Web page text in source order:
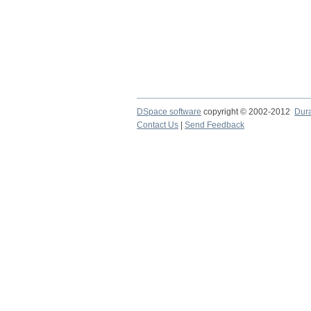
DSpace software copyright © 2002-2012
Contact Us
Send Feedback